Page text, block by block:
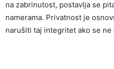
na zabrinutost, postavlja se
namerama. Privatnost je
narušiti taj integritet ako se